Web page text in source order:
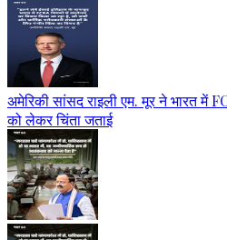
अमेरिकी सांसद राइली एम. मूर ने भारत में
को लेकर चिंता जताई